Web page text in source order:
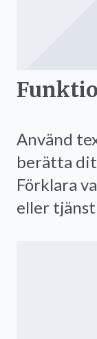
Använd
berätta
Förklara
eller